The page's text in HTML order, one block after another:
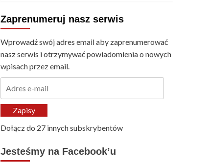
Zaprenumeruj nasz serwis
Wprowadź swój adres email aby zaprenumerować
nasz serwis i otrzymywać powiadomienia o nowych
wpisach przez email.
mailZapisy
Dołącz do 27 innych subskrybentów
Jesteśmy na Facebook’u